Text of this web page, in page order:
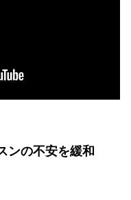
ンの不安を緩和